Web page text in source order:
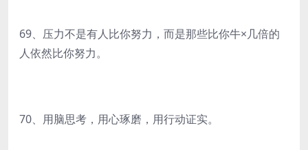
69、压力不是有人比你努力，而是那些比你牛×几倍的
人依然比你努力。
70、用脑思考，用心琢磨，用行动证实。